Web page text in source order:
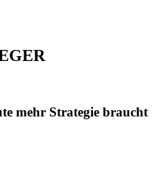
mehr Strategie braucht